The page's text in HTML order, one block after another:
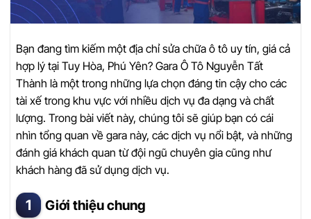
Bạn đang tìm kiếm một địa chỉ sửa chữa ô tô uy tín, giá cả
hợp lý tại Tuy Hòa, Phú Yên? Gara Ô Tô Nguyễn Tất
Thành là một trong những lựa chọn đáng tin cậy cho các
tài xế trong khu vực với nhiều dịch vụ đa dạng và chất
lượng. Trong bài viết này, chúng tôi sẽ giúp bạn có cái
nhìn tổng quan về gara này, các dịch vụ nổi bật, và những
đánh giá khách quan từ đội ngũ chuyên gia cũng như
khách hàng đã sử dụng dịch vụ.
Giới thiệu chung